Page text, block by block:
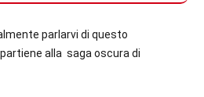
parlarvi di questo
alla saga oscura di